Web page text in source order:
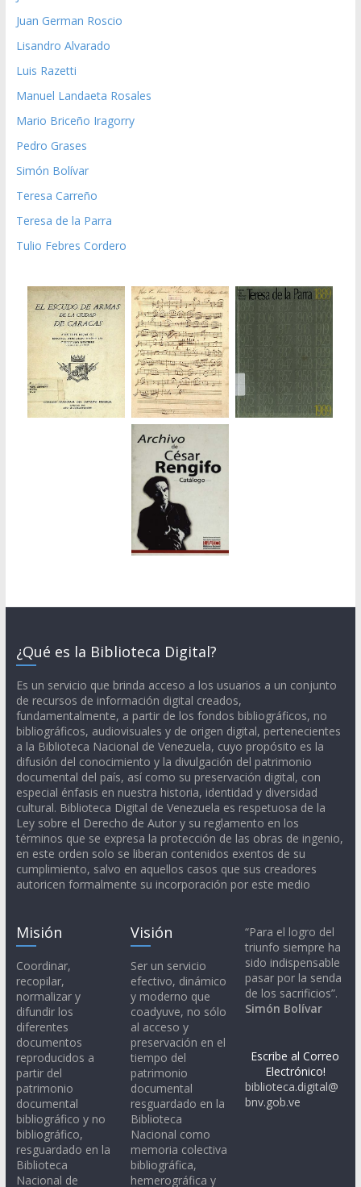
Juan German Roscio
Lisandro Alvarado
Luis Razetti
Manuel Landaeta Rosales
Mario Briceño Iragorry
Pedro Grases
Simón Bolívar
Teresa Carreño
Teresa de la Parra
Tulio Febres Cordero
¿Qué es la Biblioteca Digital?
Es un servicio que brinda acceso a los usuarios a un conjunto
de recursos de información digital creados,
fundamentalmente, a partir de los fondos bibliográficos, no
bibliográficos, audiovisuales y de origen digital, pertenecientes
a la Biblioteca Nacional de Venezuela, cuyo propósito es la
difusión del conocimiento y la divulgación del patrimonio
documental del país, así como su preservación digital, con
especial énfasis en nuestra historia, identidad y diversidad
cultural. Biblioteca Digital de Venezuela es respetuosa de la
Ley sobre el Derecho de Autor y su reglamento en los
términos que se expresa la protección de las obras de ingenio,
en este orden solo se liberan contenidos exentos de su
cumplimiento, salvo en aquellos casos que sus creadores
autoricen formalmente su incorporación por este medio
Misión
Coordinar,
recopilar,
normalizar y
difundir los
diferentes
documentos
reproducidos a
partir del
patrimonio
documental
bibliográfico y no
bibliográfico,
resguardado en la
Biblioteca
Nacional de
Visión
Ser un servicio
efectivo, dinámico
y moderno que
coadyuve, no sólo
al acceso y
preservación en el
tiempo del
patrimonio
documental
resguardado en la
Biblioteca
Nacional como
memoria colectiva
bibliográfica,
hemerográfica y
“Para el logro del
triunfo siempre ha
sido indispensable
pasar por la senda
de los sacrificios”.
Simón Bolívar
Escribe al Correo
Electrónico!
biblioteca.digital@
bnv.gob.ve